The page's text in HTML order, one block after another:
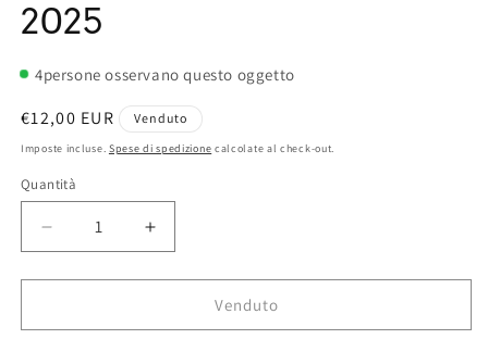
2025
4persone osservano questo oggetto
Prezzo
di
€12,00 EUR Venduto
Imposte incluse. Spese di spedizione calcolate al check-out.
Quantità
Diminuisci
quantità
per
ET3
Aumenta
quantità
per
ET3
Venduto